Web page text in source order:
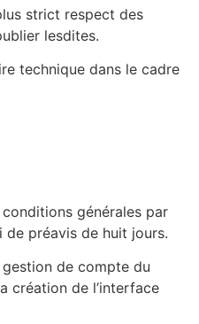
strict respect des
lesdites.
technique dans le cadre
générales par
de préavis de huit jours.
de compte du
création de l’interface